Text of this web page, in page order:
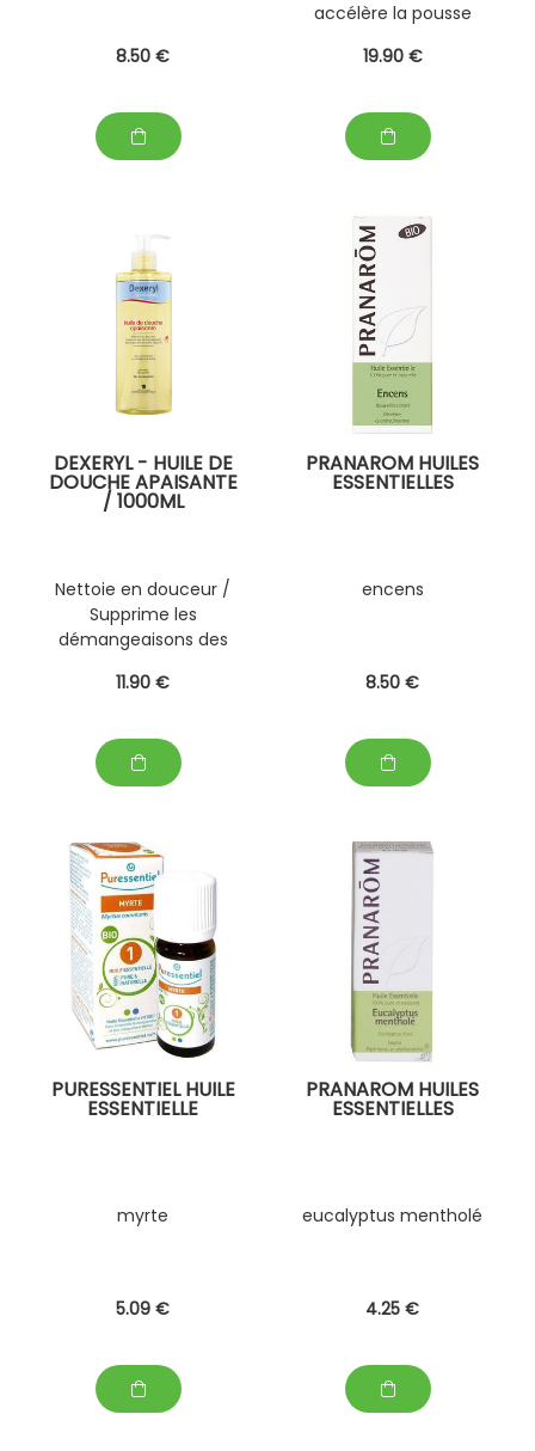
8.50 €
accélère la pousse
19.90 €
DEXERYL - HUILE DE
DOUCHE APAISANTE
/ 1000ML
Nettoie en douceur /
Supprime les
démangeaisons des
jours
11.90 €
PRANAROM HUILES
ESSENTIELLES
encens
8.50 €
PURESSENTIEL HUILE
ESSENTIELLE
myrte
5.09 €
PRANAROM HUILES
ESSENTIELLES
eucalyptus mentholé
4.25 €